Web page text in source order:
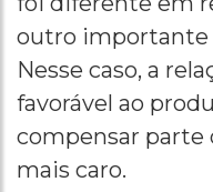
outro importante
Nesse caso, a
favorável ao
compensar
mais caro.